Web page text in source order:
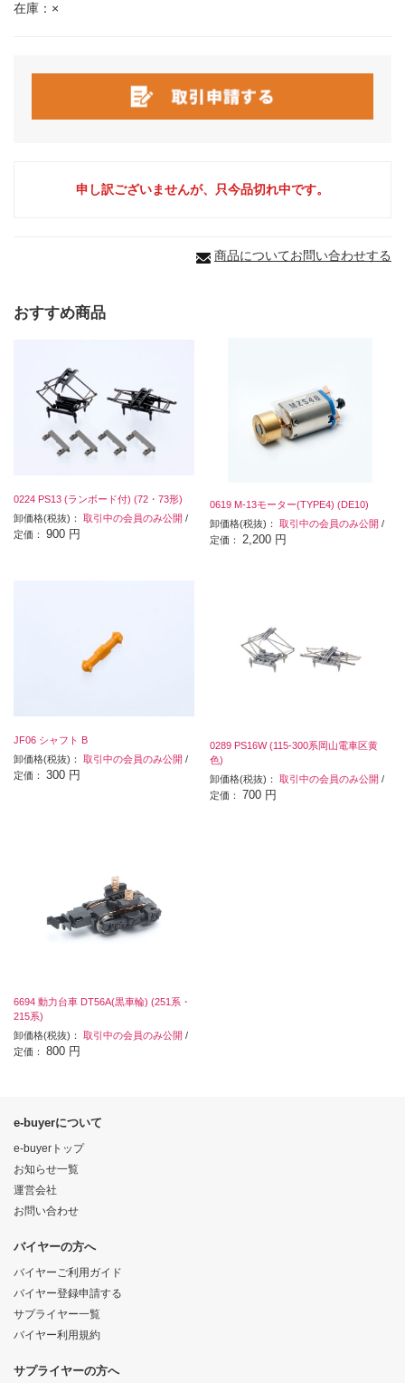
在庫：×
申し訳ございませんが、只今品切れ中です。
商品についてお問い合わせする
おすすめ商品
0224 PS13 (ランボード付) (72・73形)
卸価格(税抜)： 取引中の会員のみ公開 /
定価： 900 円
0619 M-13モーター(TYPE4) (DE10)
卸価格(税抜)：取引中の会員のみ公開 /
定価： 2,200 円
JF06 シャフト B
卸価格(税抜)： 取引中の会員のみ公開 /
定価： 300 円
0289 PS16W (115-300系岡山電車区黄
色)
卸価格(税抜)：取引中の会員のみ公開 /
定価： 700 円
6694 動力台車 DT56A(黒車輪) (251系・
215系)
卸価格(税抜)： 取引中の会員のみ公開 /
定価： 800 円
e-buyerについて
e-buyerトップ
お知らせ一覧
運営会社
お問い合わせ
バイヤーの方へ
バイヤーご利用ガイド
バイヤー登録申請する
サプライヤー一覧
バイヤー利用規約
サプライヤーの方へ